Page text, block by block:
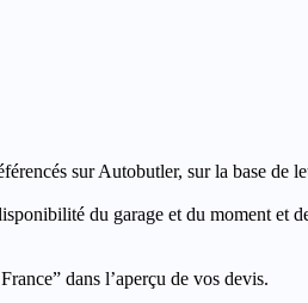
sur Autobutler, sur la base de
du garage et du moment et
dans l’aperçu de vos devis.